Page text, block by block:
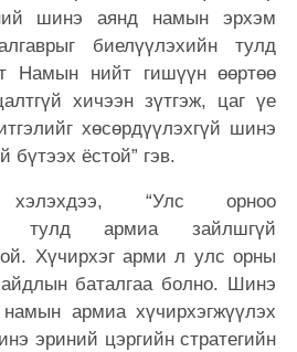
шинэ аянд намын эрхэм
биелүүлэхийн тулд
Намын нийт гишүүн өөртөө
хичээн зүтгэж, цаг үе
хөсөрдүүлэхгүй шинэ
бүтээх ёстой” гэв.
“Улс орноо
тулд армиа зайлшгүй
Хүчирхэг арми л улс орны
баталгаа болно. Шинэ
армиа хүчирхэгжүүлэх
эриний цэргийн стратегийн